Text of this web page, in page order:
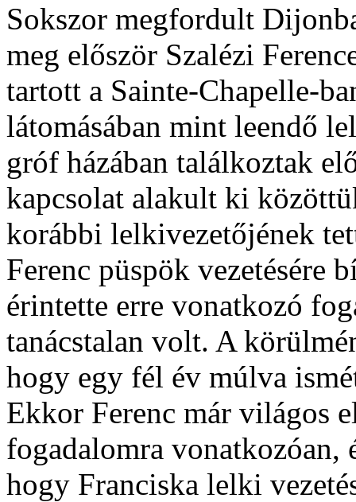
Sokszor megfordult
meg először Szalézi
tartott a Sainte-Chapelle-
látomásában mint leendő
gróf házában találkoztak
kapcsolat alakult ki
korábbi lelkivezetőjének
Ferenc püspök vezetésére
érintette erre vonatkozó
tanácstalan volt. A
hogy egy fél év múlva
Ekkor Ferenc már világos
fogadalomra vonatkozóan,
hogy Franciska lelki